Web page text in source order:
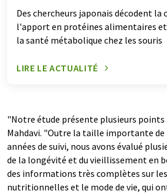
Des chercheurs japonais décodent
l'apport en protéines alimentaires
la santé métabolique chez les souris
LIRE LE ACTUALITÉ
"Notre étude présente plusieurs points
Mahdavi. "Outre la taille importante
années de suivi, nous avons évalué
de la longévité et du vieillissement en
des informations très complètes sur
nutritionnelles et le mode de vie, qui